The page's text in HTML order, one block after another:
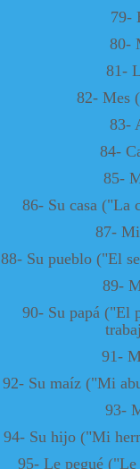
79-
80-
81-
82- Mes
83-
84-
85-
86- Su casa ("La
87-
88- Su pueblo ("El
89-
90- Su papá ("El
91-
92- Su maíz ("Mi
93-
94- Su hijo ("Mi
95- Le pegué